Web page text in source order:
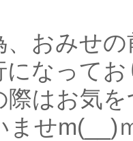
、おみせ
になって
際はお気
ませm(__)